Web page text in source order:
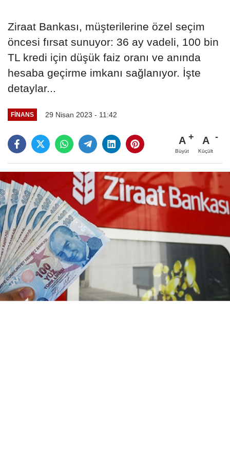
Ziraat Bankası, müşterilerine özel seçim
öncesi fırsat sunuyor: 36 ay vadeli, 100 bin
TL kredi için düşük faiz oranı ve anında
hesaba geçirme imkanı sağlanıyor. İşte
detaylar...
FINANS 29 Nisan 2023 - 11:42
A
Büyüt
A
Küçült